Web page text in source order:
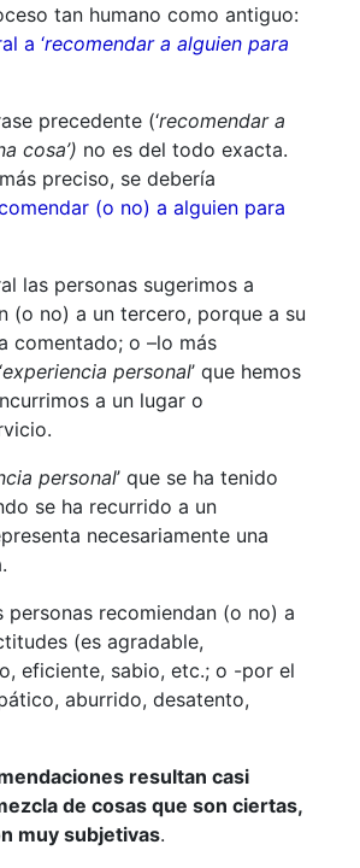
tan humano como antiguo:
a ‘recomendar a alguien para
precedente (‘recomendar a
cosa’) no es del todo exacta.
preciso, se debería
(o no) a alguien para
las personas sugerimos a
(o no) a un tercero, porque a su
comentado; o –lo más
experiencia personal’ que hemos
a un lugar o
personal’ que se ha tenido
se ha recurrido a un
necesariamente una
personas recomiendan (o no) a
(es agradable,
eficiente, sabio, etc.; o -por el
aburrido, desatento,
resultan casi
de cosas que son ciertas,
muy subjetivas.